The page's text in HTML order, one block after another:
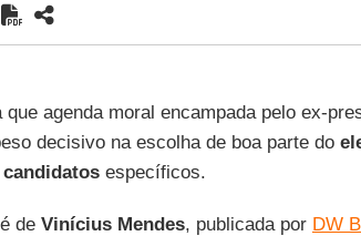
que agenda moral encampada pelo ex-
decisivo na escolha de boa parte do
candidatosespecíficos.
de Vinícius Mendes, publicada por DW